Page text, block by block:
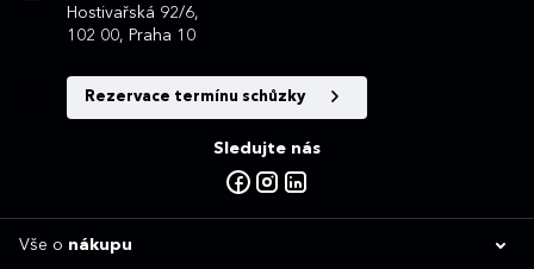
Hostivařská 92/6,
102 00, Praha 10
Rezervace termínu schůzky
Sledujte nás
Vše o nákupu